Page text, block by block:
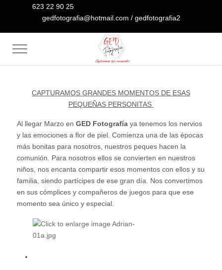
623 22 90 25
gedfotografia@hotmail.com / gedfotografia2
Mobile Menu Toggle
CAPTURAMOS GRANDES MOMENTOS DE ESAS
PEQUEÑAS PERSONITAS
Al llegar Marzo en GED Fotografía ya tenemos los nervios
y las emociones a flor de piel. Comienza una de las épocas
más bonitas para nosotros, nuestros peques hacen la
comunión. Para nosotros ellos se convierten en nuestros
niños, nos encanta compartir esos momentos con ellos y su
familia, siendo partícipes de ese gran día. Nos convertimos
en sus cómplices y compañeros de juegos para que ese
momento sea único y especial.